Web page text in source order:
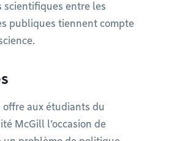
entre les
publiques tiennent compte
offre aux étudiants du
McGill l’occasion de